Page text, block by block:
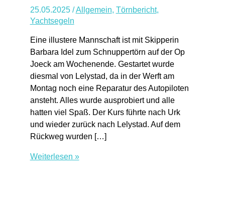
25.05.2025 /Allgemein, Törnbericht,
Yachtsegeln
Eine illustere Mannschaft ist mit Skipperin
Barbara Idel zum Schnuppertörn auf der Op
Joeck am Wochenende. Gestartet wurde
diesmal von Lelystad, da in der Werft am
Montag noch eine Reparatur des Autopiloten
ansteht. Alles wurde ausprobiert und alle
hatten viel Spaß. Der Kurs führte nach Urk
und wieder zurück nach Lelystad. Auf dem
Rückweg wurden […]
Schnuppertörn
Weiterlesen »